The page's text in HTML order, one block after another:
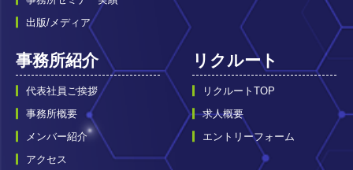
出版/メディア
事務所紹介
代表社員ご挨拶
事務所概要
メンバー紹介
アクセス
リクルート
リクルートTOP
求人概要
エントリーフォーム